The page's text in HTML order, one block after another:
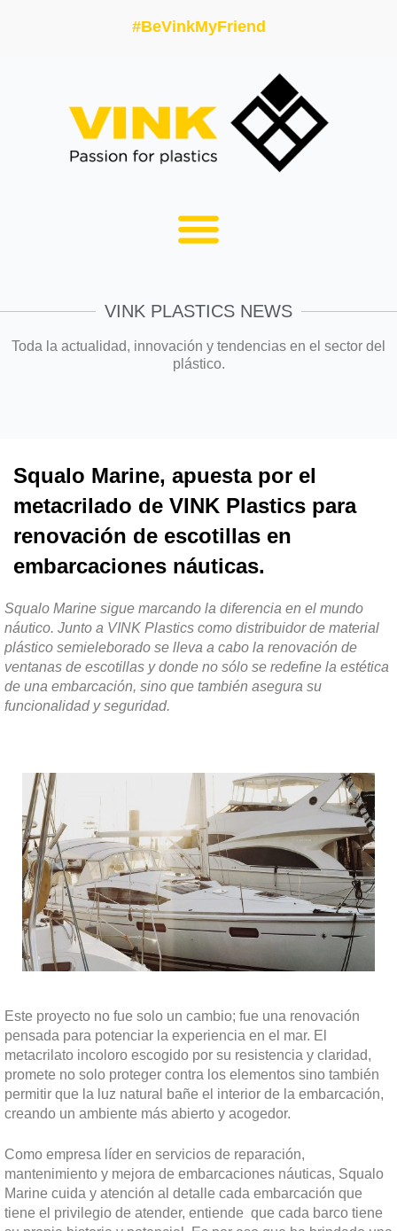
#BeVinkMyFriend
VINK PLASTICS NEWS
Toda la actualidad, innovación y tendencias en el sector del
plástico.
Squalo Marine, apuesta por el
metacrilado de VINK Plastics para
renovación de escotillas en
embarcaciones náuticas.
Squalo Marine sigue marcando la diferencia en el mundo
náutico. Junto a VINK Plastics como distribuidor de material
plástico semieleborado se lleva a cabo la renovación de
ventanas de escotillas y donde no sólo se redefine la estética
de una embarcación, sino que también asegura su
funcionalidad y seguridad.
Este proyecto no fue solo un cambio; fue una renovación
pensada para potenciar la experiencia en el mar. El
metacrilato incoloro escogido por su resistencia y claridad,
promete no solo proteger contra los elementos sino también
permitir que la luz natural bañe el interior de la embarcación,
creando un ambiente más abierto y acogedor.
Como empresa líder en servicios de reparación,
mantenimiento y mejora de embarcaciones náuticas, Squalo
Marine cuida y atención al detalle cada embarcación que
tiene el privilegio de atender, entiende que cada barco tiene